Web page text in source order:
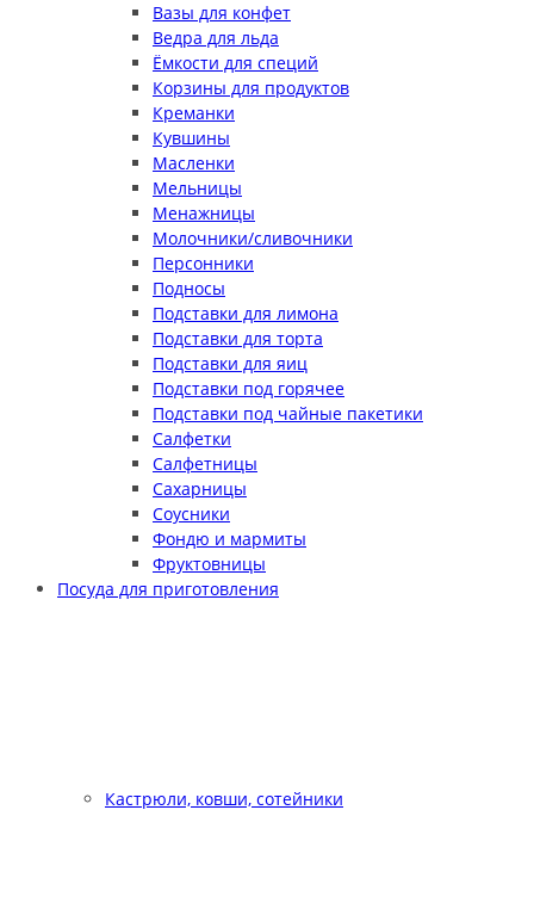
Вазы для конфет
Ведра для льда
Ёмкости для специй
Корзины для продуктов
Креманки
Кувшины
Масленки
Мельницы
Менажницы
Молочники/сливочники
Персонники
Подносы
Подставки для лимона
Подставки для торта
Подставки для яиц
Подставки под горячее
Подставки под чайные пакетики
Салфетки
Салфетницы
Сахарницы
Соусники
Фондю и мармиты
Фруктовницы
Посуда для приготовления
Кастрюли, ковши, сотейники